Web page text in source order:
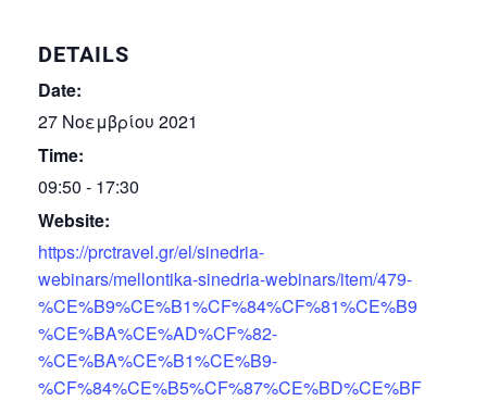
DETAILS
Date:
27 Νοεμβρίου 2021
Time:
09:50 - 17:30
Website:
https://prctravel.gr/el/sinedria-
webinars/mellontika-sinedria-webinars/item/479-
%CE%B9%CE%B1%CF%84%CF%81%CE%B9
%CE%BA%CE%AD%CF%82-
%CE%BA%CE%B1%CE%B9-
%CF%84%CE%B5%CF%87%CE%BD%CE%BF